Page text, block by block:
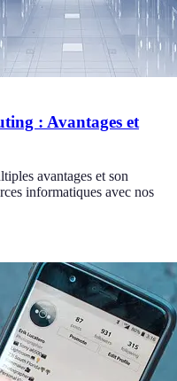
: Avantages et
avantages et son
informatiques avec nos